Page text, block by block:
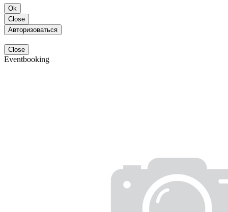
Ok
Close
Авторизоваться
Close
Eventbooking